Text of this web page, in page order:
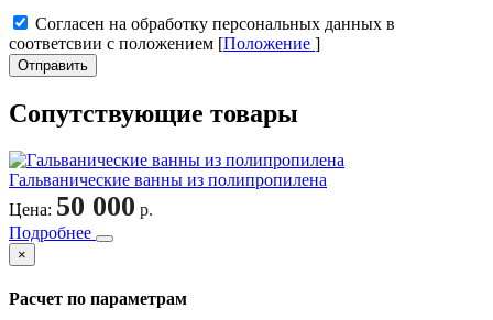
Cогласен на обработку персональных данных в
соответсвии с положением [Положение ]
Отправить
Сопутствующие товары
Гальванические ванны из полипропилена
Цена: 50 000 р.
Подробнее
×
Расчет по параметрам